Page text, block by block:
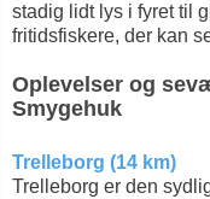
stadig lidt lys i fyret til
fritidsfiskere, der kan
Oplevelser og
Smygehuk
Trelleborg (14 km)
Trelleborg er den